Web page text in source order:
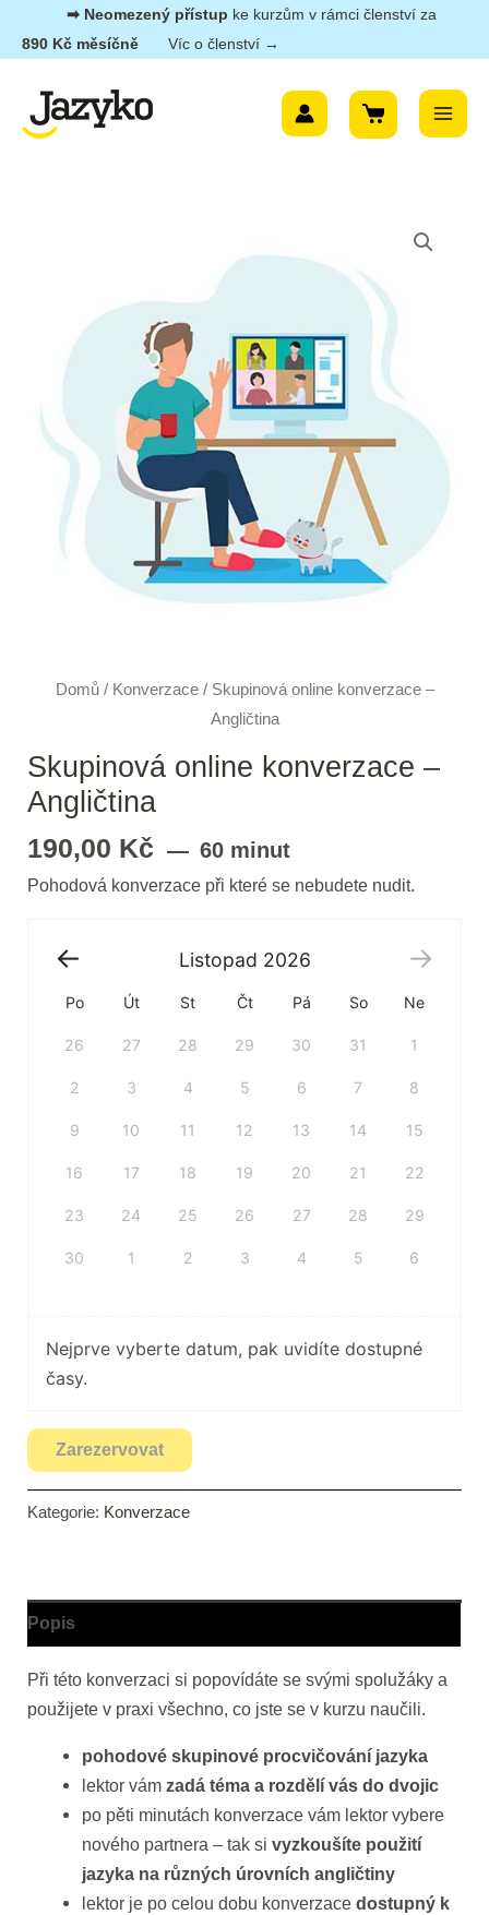
Přeskočit➡︎ Neomezený přístup ke kurzům v rámci členství za
890 Kč měsíčně
Víc o členství →
Menu
Domů/ Konverzace/ Skupinová online konverzace –
Angličtina
Skupinová online konverzace –
Angličtina
190,00 Kč 60 minut
Pohodová konverzace při které se nebudete nudit.
Listopad 2026
Po Út St Čt Pá So Ne
26 27 28 29 30 31 1
2 3 4 5 6 7 8
9 10 11 12 13 14 15
16 17 18 19 20 21 22
23 24 25 26 27 28 29
30 1 2 3 4 5 6
Nejprve vyberte datum, pak uvidíte dostupné
časy.
Zarezervovat
Kategorie: Konverzace
Popis
Při této konverzaci si popovídáte se svými spolužáky a
použijete v praxi všechno, co jste se v kurzu naučili.
pohodové skupinové procvičování jazyka
lektor vám zadá téma a rozdělí vás do dvojic
po pěti minutách konverzace vám lektor vybere
nového partnera – tak si vyzkoušíte použití
jazyka na různých úrovních angličtiny
lektor je po celou dobu konverzace dostupný k